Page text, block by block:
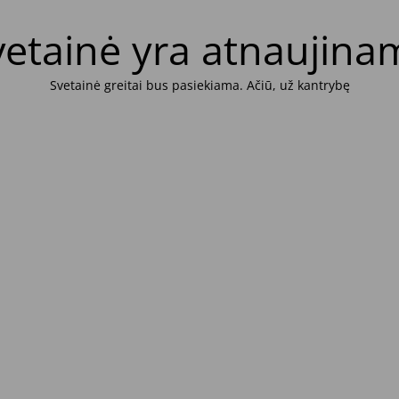
yra
Svetainė greitai bus pasiekiama. Ačiū, už kantrybę